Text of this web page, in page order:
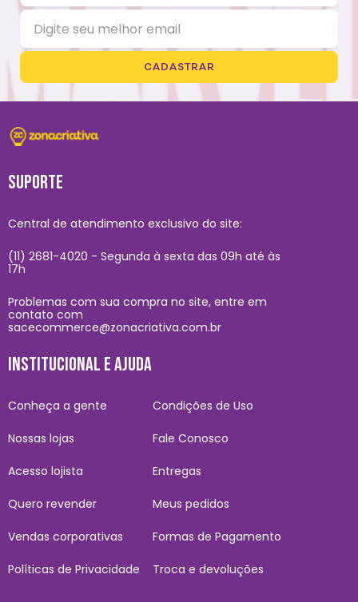
CADASTRAR
SUPORTE
Central de atendimento exclusivo do site:
(11) 2681-4020 - Segunda à sexta das 09h até às
17h
Problemas com sua compra no site, entre em
contato com
sacecommerce@zonacriativa.com.br
INSTITUCIONAL E AJUDA
Conheça a gente
Nossas lojas
Acesso lojista
Quero revender
Vendas corporativas
Políticas de Privacidade
Condições de Uso
Fale Conosco
Entregas
Meus pedidos
Formas de Pagamento
Troca e devoluções